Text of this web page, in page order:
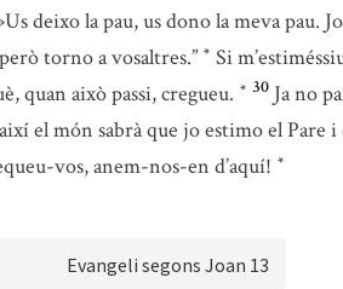
deixo la pau, us dono la meva pau.
torno a vosaltres.” * Si
quan això passi, cregueu. * 30 Ja no
el món sabrà que jo estimo el Pare i
vos, anem-nos-en d’aquí! *
Evangeli segons Joan 13